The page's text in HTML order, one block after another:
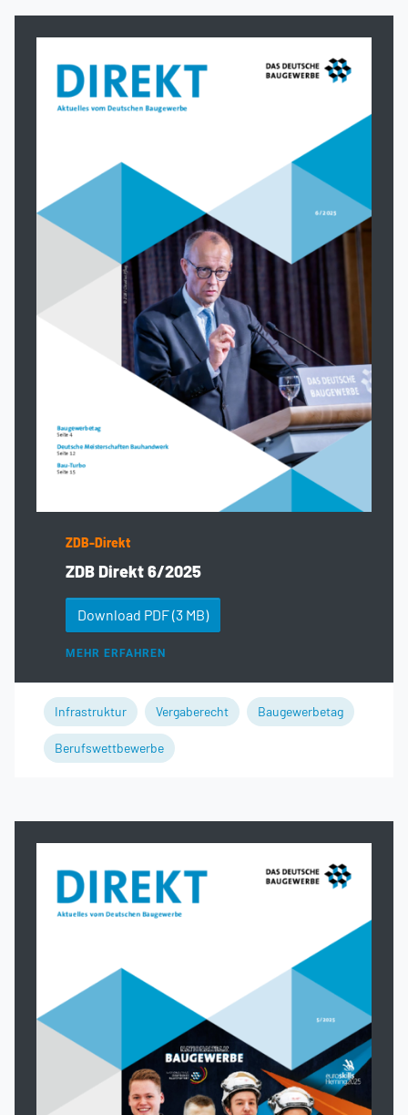
ZDB-Direkt
ZDB Direkt 6/2025
Download PDF(3 MB)
MEHR ERFAHREN
Infrastruktur Vergaberecht Baugewerbetag
Berufswettbewerbe